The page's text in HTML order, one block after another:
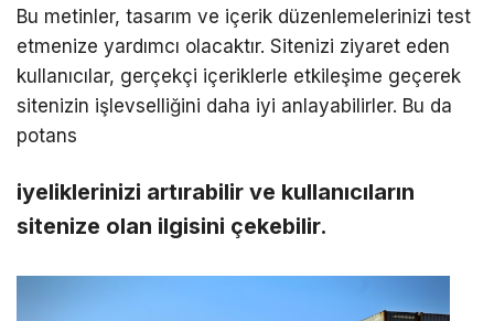
Bu metinler, tasarım ve içerik düzenlemelerinizi test
etmenize yardımcı olacaktır. Sitenizi ziyaret eden
kullanıcılar, gerçekçi içeriklerle etkileşime geçerek
sitenizin işlevselliğini daha iyi anlayabilirler. Bu da
potans
iyeliklerinizi artırabilir ve kullanıcıların
sitenize olan ilgisini çekebilir.